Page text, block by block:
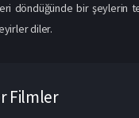
döndüğünde bir şeylerin
diler.
Filmler